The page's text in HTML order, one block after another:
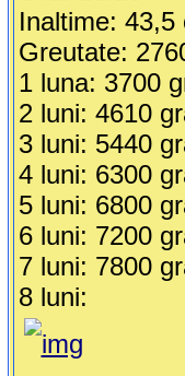
Inaltime: 43,5
Greutate:
1 luna: 3700
2 luni: 4610
3 luni: 5440
4 luni: 6300
5 luni: 6800
6 luni: 7200
7 luni: 7800
8 luni: